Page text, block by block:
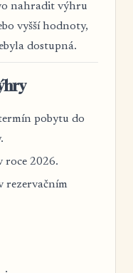
nahradit výhru
vyšší hodnoty,
dostupná.
pobytu do
roce 2026.
rezervačním